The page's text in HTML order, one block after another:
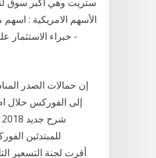
- خبراء الاستثمار
إن حمالات الصدر
إلى الفوركس
للمبتدئين